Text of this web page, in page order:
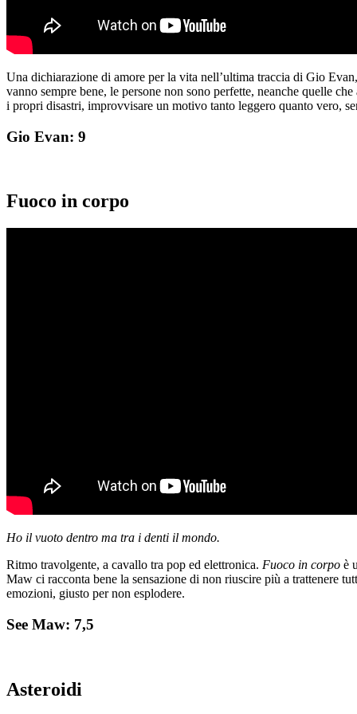
Una dichiarazione di amore per la vita nell’ultima traccia di Gio
vanno sempre bene, le persone non sono perfette, neanche quelle
i propri disastri, improvvisare un motivo tanto leggero quanto vero,
Gio Evan: 9
Fuoco in corpo
Ho il vuoto dentro ma tra i denti il mondo.
Ritmo travolgente, a cavallo tra pop ed elettronica. Fuoco in corpo è
Maw ci racconta bene la sensazione di non riuscire più a trattenere
emozioni, giusto per non esplodere.
See Maw: 7,5
Asteroidi